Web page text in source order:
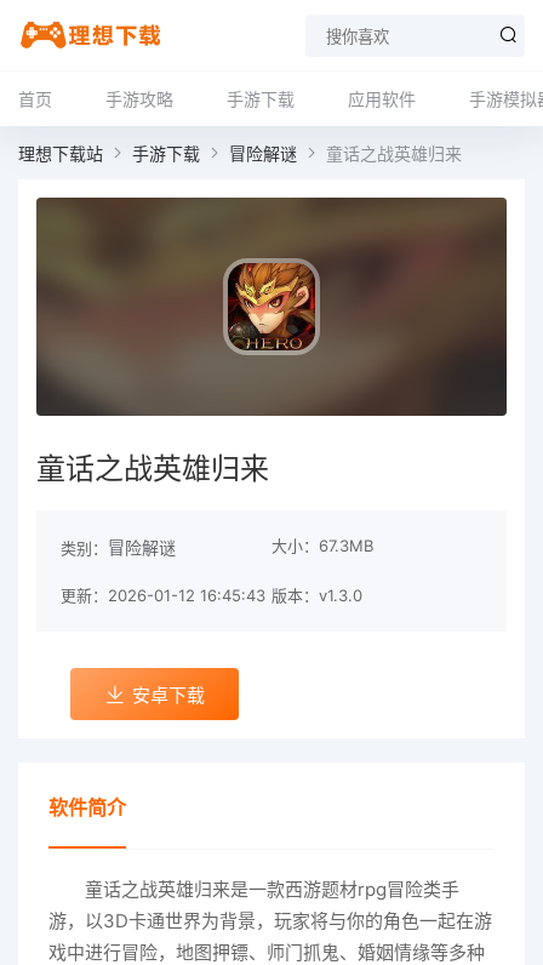
首页 手游攻略 手游下载 应用软件 手游模拟
理想下载站 手游下载 冒险解谜 童话之战英雄归来
童话之战英雄归来
类别： 冒险解谜 大小：67.3MB
更新：2026-01-12 16:45:43 版本：v1.3.0
安卓下载
软件简介
童话之战英雄归来是一款西游题材rpg冒险类手
游，以3D卡通世界为背景，玩家将与你的角色一起在游
戏中进行冒险，地图押镖、师门抓鬼、婚姻情缘等多种